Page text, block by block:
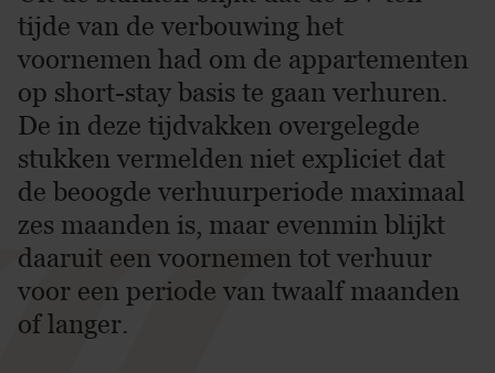
tijde van de verbouwing het
voornemen had om de appartementen
op short-stay basis te gaan verhuren.
De in deze tijdvakken overgelegde
stukken vermelden niet expliciet dat
de beoogde verhuurperiode maximaal
zes maanden is, maar evenmin blijkt
daaruit een voornemen tot verhuur
voor een periode van twaalf maanden
of langer.